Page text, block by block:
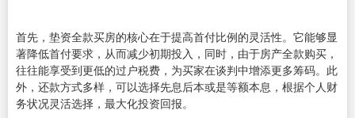
首先，垫资全款买房的核心在于提高首付比例的灵活性。它能够显
著降低首付要求，从而减少初期投入，同时，由于房产全款购买，
往往能享受到更低的过户税费，为买家在谈判中增添更多筹码。此
外，还款方式多样，可以选择先息后本或是等额本息，根据个人财
务状况灵活选择，最大化投资回报。